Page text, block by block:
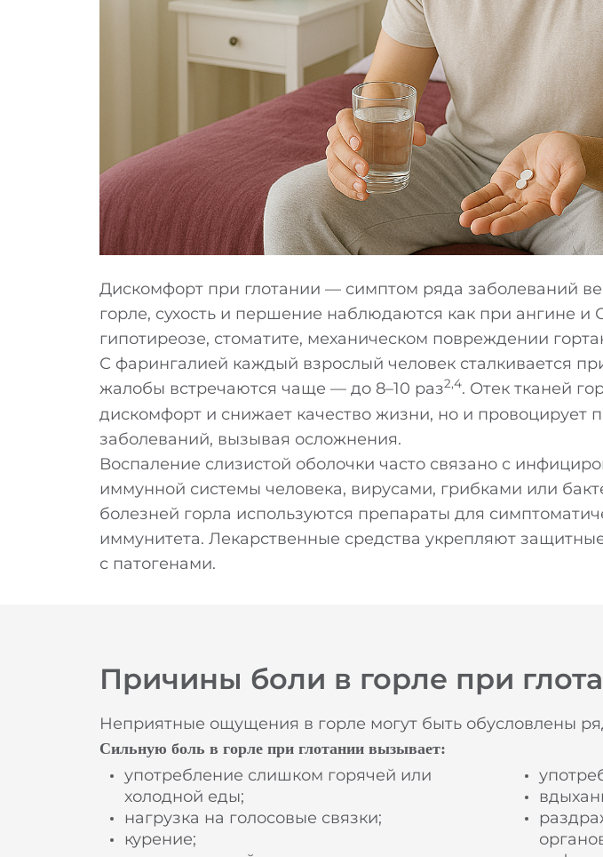
Дискомфорт при глотании — симптом ряда заболеваний
горле, сухость и першение наблюдаются как при ангине и
гипотиреозе, стоматите, механическом повреждении
С фарингалией каждый взрослый человек сталкивается
жалобы встречаются чаще — до 8–10 раз2,4. Отек тканей
дискомфорт и снижает качество жизни, но и провоцирует
заболеваний, вызывая осложнения.
Воспаление слизистой оболочки часто связано с
иммунной системы человека, вирусами, грибками или
болезней горла используются препараты для
иммунитета. Лекарственные средства укрепляют
с патогенами.
Причины боли в горле при
Неприятные ощущения в горле могут быть обусловлены
Сильную боль в горле при глотании вызывает:
употребление слишком горячей или
холодной еды;
нагрузка на голосовые связки;
курение;